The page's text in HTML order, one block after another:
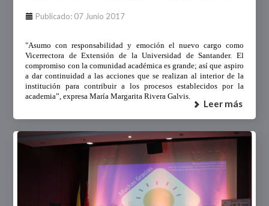
Publicado: 07 Junio 2017
"Asumo con responsabilidad y emoción el nuevo cargo como
Vicerrectora de Extensión de la Universidad de Santander. El
compromiso con la comunidad académica es grande; así que aspiro
a dar continuidad a las acciones que se realizan al interior de la
institución para contribuir a los procesos establecidos por la
academia”, expresa María Margarita Rivera Galvis.
Leer más